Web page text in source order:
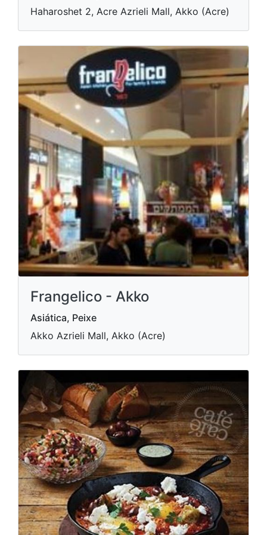
Haharoshet 2, Acre Azrieli Mall, Akko (Acre)
Frangelico - Akko
Asiática, Peixe
Akko Azrieli Mall, Akko (Acre)